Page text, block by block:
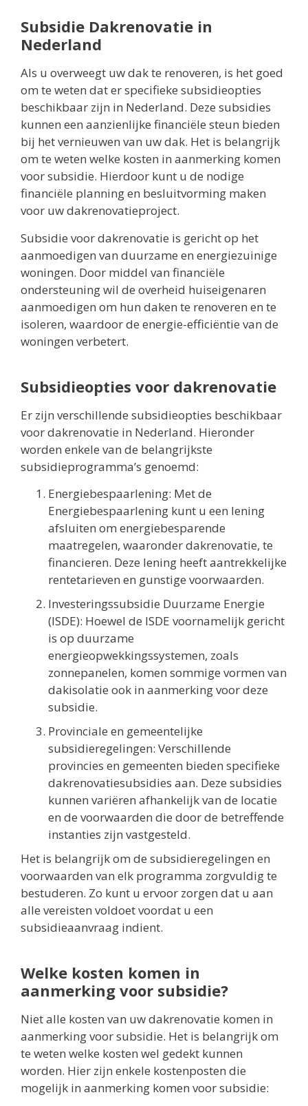
Subsidie Dakrenovatie in
Nederland
Als u overweegt uw dak te renoveren, is het goed
om te weten dat er specifieke subsidieopties
beschikbaar zijn in Nederland. Deze subsidies
kunnen een aanzienlijke financiële steun bieden
bij het vernieuwen van uw dak. Het is belangrijk
om te weten welke kosten in aanmerking komen
voor subsidie. Hierdoor kunt u de nodige
financiële planning en besluitvorming maken
voor uw dakrenovatieproject.
Subsidie voor dakrenovatie is gericht op het
aanmoedigen van duurzame en energiezuinige
woningen. Door middel van financiële
ondersteuning wil de overheid huiseigenaren
aanmoedigen om hun daken te renoveren en te
isoleren, waardoor de energie-efficiëntie van de
woningen verbetert.
Subsidieopties voor dakrenovatie
Er zijn verschillende subsidieopties beschikbaar
voor dakrenovatie in Nederland. Hieronder
worden enkele van de belangrijkste
subsidieprogramma’s genoemd:
Energiebespaarlening: Met de
Energiebespaarlening kunt u een lening
afsluiten om energiebesparende
maatregelen, waaronder dakrenovatie, te
financieren. Deze lening heeft aantrekkelijke
rentetarieven en gunstige voorwaarden.
Investeringssubsidie Duurzame Energie
(ISDE): Hoewel de ISDE voornamelijk gericht
is op duurzame
energieopwekkingssystemen, zoals
zonnepanelen, komen sommige vormen van
dakisolatie ook in aanmerking voor deze
subsidie.
Provinciale en gemeentelijke
subsidieregelingen: Verschillende
provincies en gemeenten bieden specifieke
dakrenovatiesubsidies aan. Deze subsidies
kunnen variëren afhankelijk van de locatie
en de voorwaarden die door de betreffende
instanties zijn vastgesteld.
Het is belangrijk om de subsidieregelingen en
voorwaarden van elk programma zorgvuldig te
bestuderen. Zo kunt u ervoor zorgen dat u aan
alle vereisten voldoet voordat u een
subsidieaanvraag indient.
Welke kosten komen in
aanmerking voor subsidie?
Niet alle kosten van uw dakrenovatie komen in
aanmerking voor subsidie. Het is belangrijk om
te weten welke kosten wel gedekt kunnen
worden. Hier zijn enkele kostenposten die
mogelijk in aanmerking komen voor subsidie: